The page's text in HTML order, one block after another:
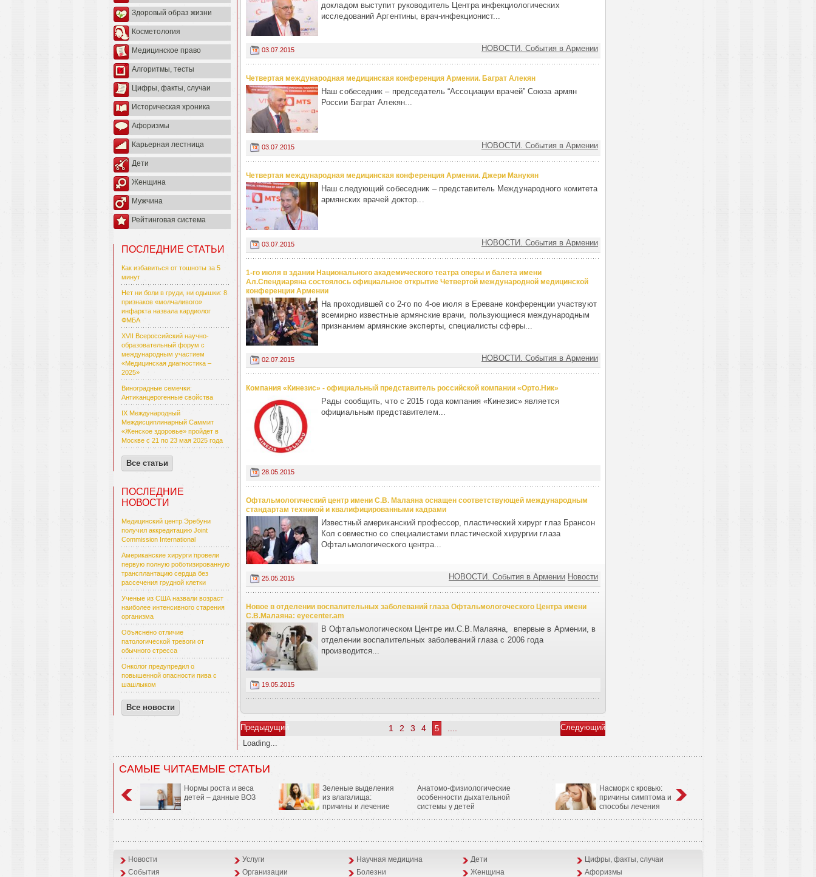
Здоровый образ жизни
Косметология
Медицинское право
Алгоритмы, тесты
Цифры, факты, случаи
Историческая хроника
Афоризмы
Карьерная лестница
Дети
Женщина
Мужчина
Рейтинговая система
ПОСЛЕДНИЕ СТАТЬИ
Как избавиться от тошноты за 5
минут
Нет ни боли в груди, ни одышки: 8
признаков «молчаливого»
инфаркта назвала кардиолог
ФМБА
XVII Всероссийский научно-
образовательный форум с
международным участием
«Медицинская диагностика –
2025»
Виноградные семечки:
Антиканцерогенные свойства
IX Международный
Междисциплинарный Саммит
«Женское здоровье» пройдет в
Москве с 21 по 23 мая 2025 года
Все статьи
ПОСЛЕДНИЕ
НОВОСТИ
Медицинский центр Эребуни
получил аккредитацию Joint
Commission International
Американские хирурги провели
первую полную роботизированную
трансплантацию сердца без
рассечения грудной клетки
Ученые из США назвали возраст
наиболее интенсивного старения
организма
Объяснено отличие
патологической тревоги от
обычного стресса
Онколог предупредил о
повышенной опасности пива с
шашлыком
Все новости
докладом выступит руководитель Центра инфекциологических
исследований Аргентины, врач-инфекционист...
03.07.2015 НОВОСТИ. События в Армении
Четвертая международная медицинская конференция Армении. Баграт Алекян
Наш собеседник – председатель “Ассоциации врачей” Союза армян
России Баграт Алекян...
03.07.2015 НОВОСТИ. События в Армении
Четвертая международная медицинская конференция Армении. Джери Манукян
Наш следующий собеседник – представитель Международного комитета
армянских врачей доктор...
03.07.2015 НОВОСТИ. События в Армении
1-го июля в здании Национального академического театра оперы и балета имени
Ал.Спендиаряна состоялось официальное открытие Четвертой международной медицинской
конференции Армении
На проходившей со 2-го по 4-ое июля в Ереване конференции участвуют
всемирно известные армянские врачи, пользующиеся международным
признанием армянские эксперты, специалисты сферы...
02.07.2015 НОВОСТИ. События в Армении
Компания «Кинезис» - официальный представитель российской компании «Орто.Ник»
Рады сообщить, что с 2015 года компания «Кинезис» является
официальным представителем...
28.05.2015
Офтальмологический центр имени С.В. Малаяна оснащен соответствующей международным
стандартам техникой и квалифицированными кадрами
Известный американский профессор, пластический хирург глаз Брансон
Кол совместно со специалистами пластической хирургии глаза
Офтальмологического центра...
25.05.2015 НОВОСТИ. События в Армении Новости
Новое в отделении воспалительных заболеваний глаза Офтальмологоческого Центра имени
С.В.Малаяна: eyecenter.am
В Офтальмологическом Центре им.С.В.Малаяна, впервые в Армении, в
отделении воспалительных заболеваний глаза с 2006 года
производится...
19.05.2015
Предыдущий 1 2 3 4 5
Следующий
Loading...
САМЫЕ ЧИТАЕМЫЕ СТАТЬИ
Нормы роста и веса
детей – данные ВОЗ
Зеленые выделения
из влагалища:
причины и лечение
Анатомо-физиологические
особенности дыхательной
системы у детей
Насморк с кровью:
причины симптома и
способы лечения
Новости Услуги Научная медицина Дети
Цифры, факты, случаи
События
Организации Болезни Женщина Афоризмы